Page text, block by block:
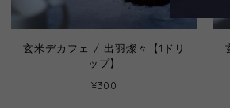
玄米デカフェ / 出羽燦々【1ドリ
ップ】
¥300